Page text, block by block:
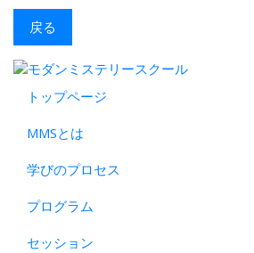
戻る
トップページ
MMSとは
学びのプロセス
プログラム
セッション